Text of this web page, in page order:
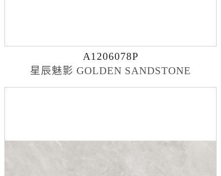
A1206078P
星辰魅影 GOLDEN SANDSTONE